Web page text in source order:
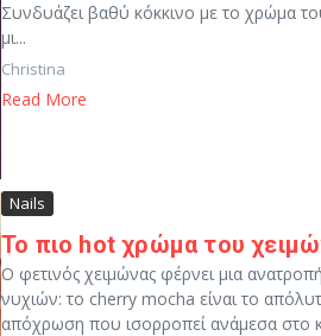
Συνδυάζει βαθύ κόκκινο με το χρώμα
μι...
Christina
Read More
Nails
Το πιο hot χρώμα του
Ο φετινός χειμώνας φέρνει μια
νυχιών: το cherry mocha είναι το
απόχρωση που ισορροπεί ανάμεσα στο